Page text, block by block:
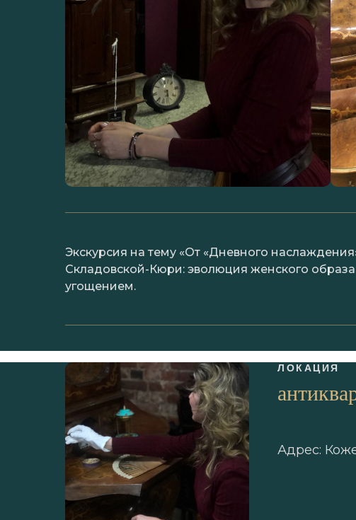
Экскурсия на тему «От «Дневного
Складовской-Кюри: эволюция женского образа
угощением.
ЛОКАЦИЯ
Адрес: